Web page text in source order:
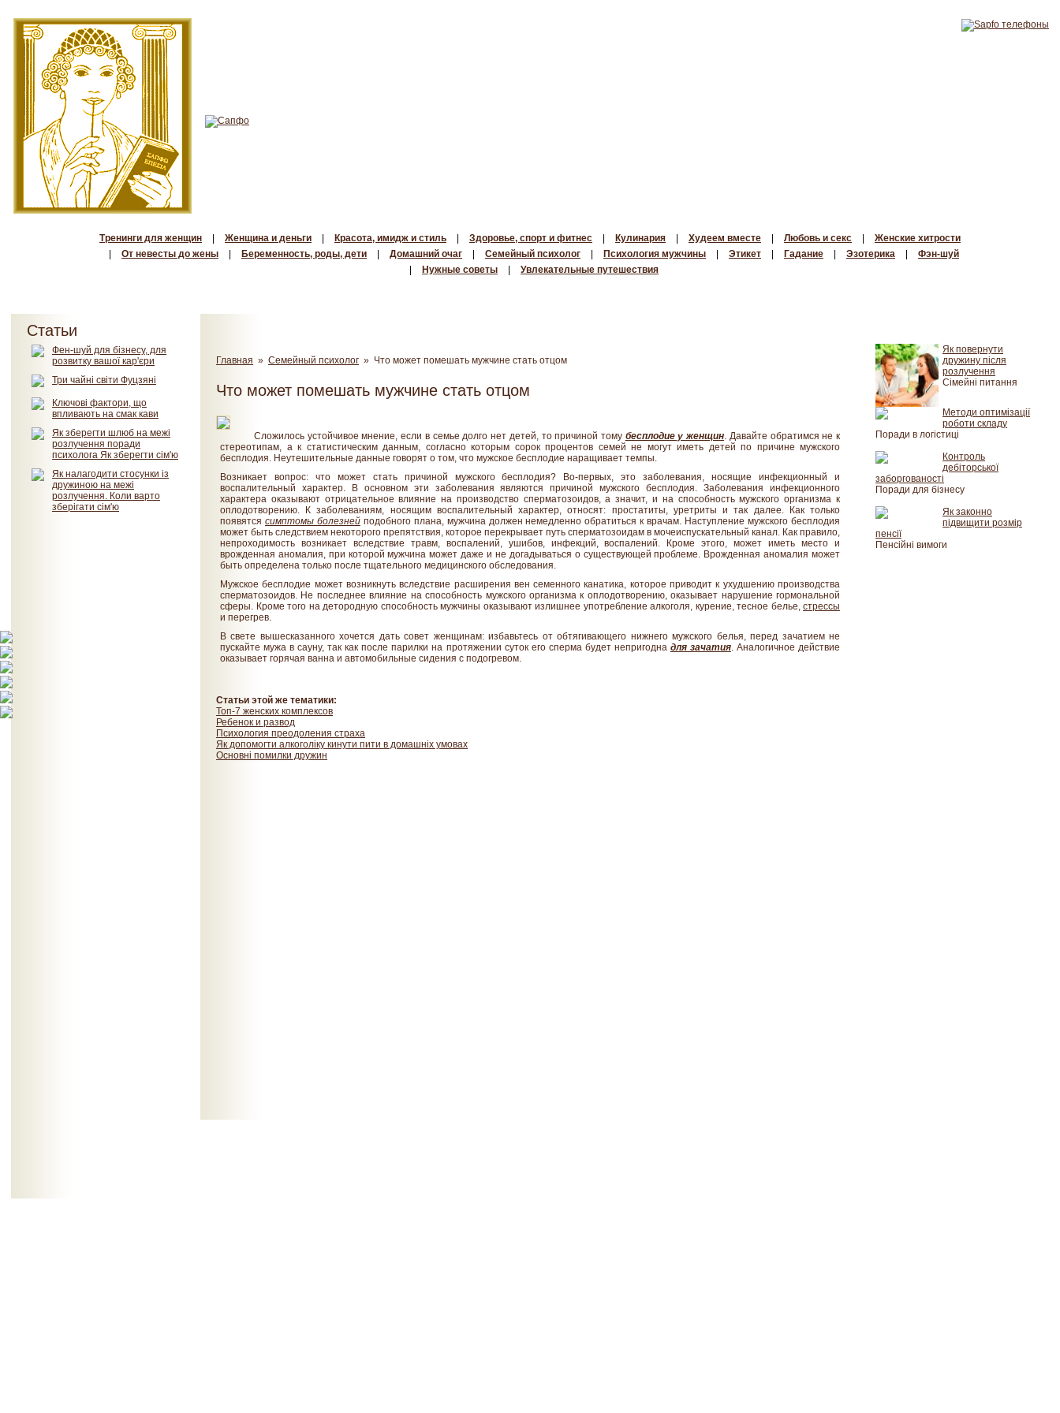
Тренинги для женщин Женщина и деньги Красота, имидж и стиль Здоровье, спорт и фитнес Кулинария Худеем вместе Любовь и секс
Женские хитрости
От невесты до жены Беременность, роды, дети Домашний очаг Семейный психолог Психология мужчины Этикет Гадание Эзотерика
Фэн-шуй
Нужные советы Увлекательные путешествия
Главная » Семейный психолог » Что может помешать мужчине стать отцом
Что может помешать мужчине стать отцом
Сложилось устойчивое мнение, если в семье долго нет детей, то причиной тому бесплодие у женщин. Давайте обратимся не к
стереотипам, а к статистическим данным, согласно которым сорок процентов семей не могут иметь детей по причине мужского
бесплодия. Неутешительные данные говорят о том, что мужское бесплодие наращивает темпы.
Возникает вопрос: что может стать причиной мужского бесплодия? Во-первых, это заболевания, носящие инфекционный и
воспалительный характер. В основном эти заболевания являются причиной мужского бесплодия. Заболевания инфекционного
характера оказывают отрицательное влияние на производство сперматозоидов, а значит, и на способность мужского организма к
оплодотворению. К заболеваниям, носящим воспалительный характер, относят: простатиты, уретриты и так далее. Как только
появятся симптомы болезнейподобного плана, мужчина должен немедленно обратиться к врачам. Наступление мужского бесплодия
может быть следствием некоторого препятствия, которое перекрывает путь сперматозоидам в мочеиспускательный канал. Как правило,
непроходимость возникает вследствие травм, воспалений, ушибов, инфекций, воспалений. Кроме этого, может иметь место и
врожденная аномалия, при которой мужчина может даже и не догадываться о существующей проблеме. Врожденная аномалия может
быть определена только после тщательного медицинского обследования.
Мужское бесплодие может возникнуть вследствие расширения вен семенного канатика, которое приводит к ухудшению производства
сперматозоидов. Не последнее влияние на способность мужского организма к оплодотворению, оказывает нарушение гормональной
сферы. Кроме того на детородную способность мужчины оказывают излишнее употребление алкоголя, курение, тесное белье, стрессы
и перегрев.
В свете вышесказанного хочется дать совет женщинам: избавьтесь от обтягивающего нижнего мужского белья, перед зачатием не
пускайте мужа в сауну, так как после парилки на протяжении суток его сперма будет непригодна для зачатия. Аналогичное действие
оказывает горячая ванна и автомобильные сидения с подогревом.
Статьи этой же тематики:
Топ-7 женских комплексов
Ребенок и развод
Психология преодоления страха
Як допомогти алкоголіку кинути пити в домашніх умовах
Основні помилки дружин
Статьи
Фен-шуй для бізнесу, для
розвитку вашої кар'єри
Три чайні світи Фуцзяні
Ключові фактори, що
впливають на смак кави
Як зберегти шлюб на межі
розлучення поради
психолога Як зберегти сім'ю
Як налагодити стосунки із
дружиною на межі
розлучення. Коли варто
зберігати сім'ю
Як повернути
дружину після
розлучення
Сімейні питання
Методи оптимізації
роботи складу
Поради в логістиці
Контроль
дебіторської
заборгованості
Поради для бізнесу
Як законно
підвищити розмір
пенсії
Пенсійні вимоги